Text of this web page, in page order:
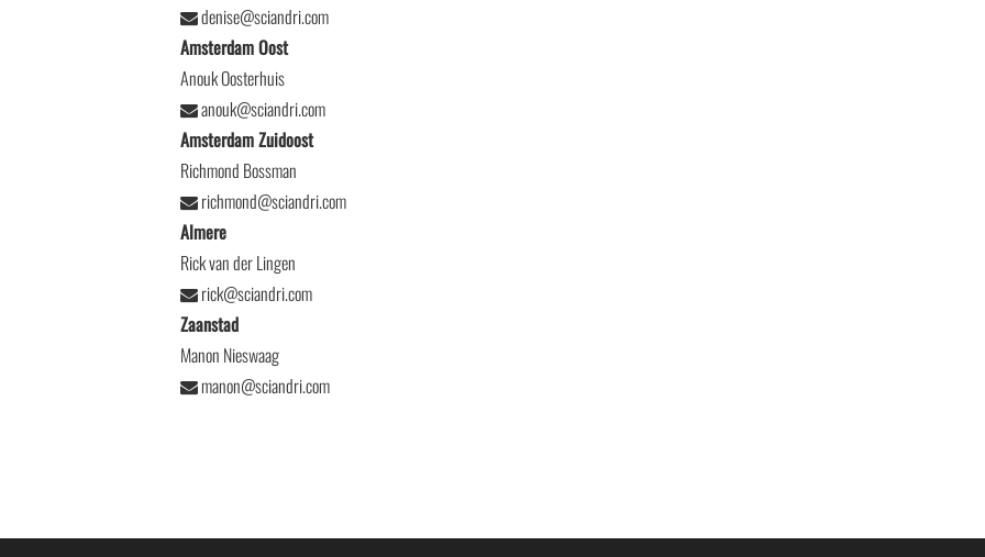
denise@sciandri.com
Amsterdam Oost
Anouk Oosterhuis
anouk@sciandri.com
Amsterdam Zuidoost
Richmond Bossman
richmond@sciandri.com
Almere
Rick van der Lingen
rick@sciandri.com
Zaanstad
Manon Nieswaag
manon@sciandri.com